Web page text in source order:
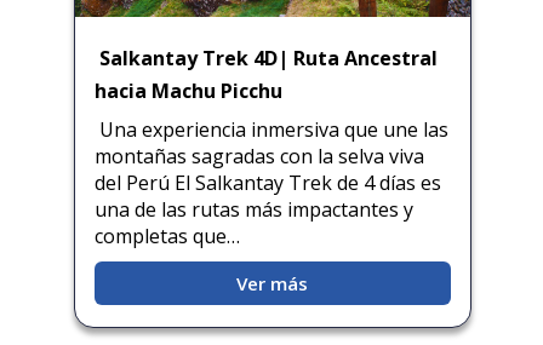
Salkantay Trek 4D| Ruta Ancestral
hacia Machu Picchu
Una experiencia inmersiva que une las
montañas sagradas con la selva viva
del Perú El Salkantay Trek de 4 días es
una de las rutas más impactantes y
completas que…
Ver más